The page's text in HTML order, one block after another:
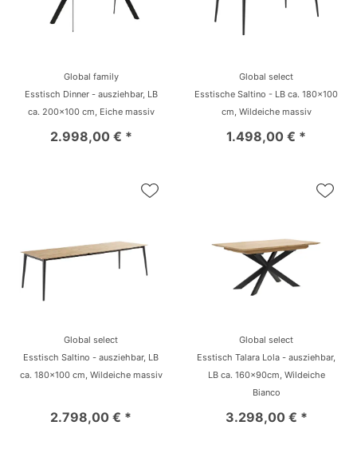
Global family
Esstisch Dinner - ausziehbar, LB
ca. 200x100 cm, Eiche massiv
2.998,00 € *
Global select
Esstische Saltino - LB ca. 180x100
cm, Wildeiche massiv
1.498,00 € *
Global select
Esstisch Saltino - ausziehbar, LB
ca. 180x100 cm, Wildeiche massiv
2.798,00 € *
Global select
Esstisch Talara Lola - ausziehbar,
LB ca. 160x90cm, Wildeiche
Bianco
3.298,00 € *